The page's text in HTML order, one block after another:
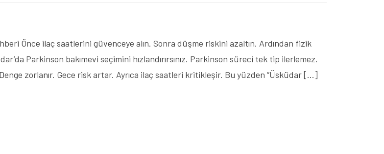
Önce ilaç saatlerini güvenceye alın. Sonra düşme riskini azaltın. Ardından fizik
Parkinson bakımevi seçimini hızlandırırsınız. Parkinson süreci tek tip ilerlemez.
zorlanır. Gece risk artar. Ayrıca ilaç saatleri kritikleşir. Bu yüzden “Üsküdar […]